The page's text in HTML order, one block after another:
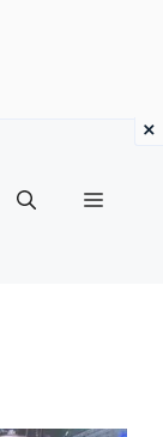
Menu